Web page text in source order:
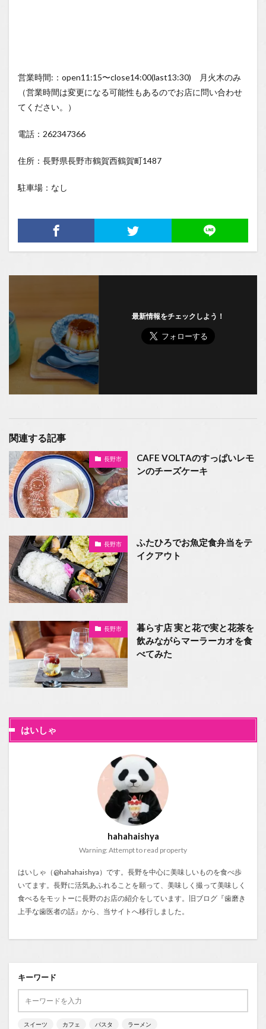
営業時間:：open11:15〜close14:00(last13:30) 月火木のみ
（営業時間は変更になる可能性もあるのでお店に問い合わせ
てください。）
電話：262347366
住所：長野県長野市鶴賀西鶴賀町1487
駐車場：なし
最新情報をチェックしよう！
関連する記事
長野市
CAFE VOLTAのすっぱいレモ
ンのチーズケーキ
長野市
ふたひろでお魚定食弁当をテ
イクアウト
長野市
暮らす店 実と花で実と花茶を
飲みながらマーラーカオを食
べてみた
はいしゃ
hahahaishya
Warning: Attempt to read property
はいしゃ（@hahahaishya）です。長野を中心に美味しいものを食べ歩
いてます。長野に活気あふれることを願って、美味しく撮って美味しく
食べるをモットーに長野のお店の紹介をしています。旧ブログ『歯磨き
上手な歯医者の話』から、当サイトへ移行しました。
キーワード
スイーツ カフェ パスタ ラーメン